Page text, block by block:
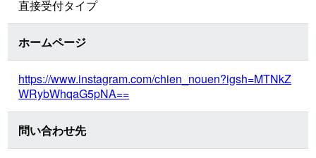
直接受付タイプ
ホームページ
https://www.instagram.com/chien_nouen?igsh=MTNkZ
WRybWhqaG5pNA==
問い合わせ先